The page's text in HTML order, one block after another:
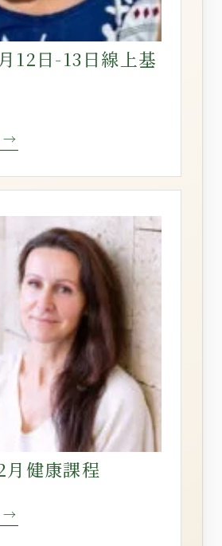
12日-13日線上基
→
月健康課程
→